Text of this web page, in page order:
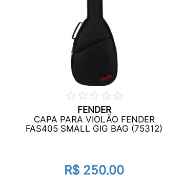
FENDER
CAPA PARA VIOLÃO FENDER
FAS405 SMALL GIG BAG (75312)
R$ 250,00